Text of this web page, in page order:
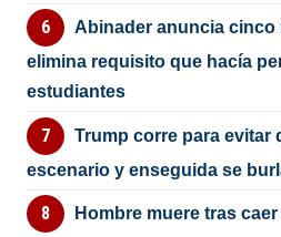
Abinader anuncia cinco
elimina requisito que hacía
estudiantes
Trump corre para evitar
escenario y enseguida se
Hombre muere tras